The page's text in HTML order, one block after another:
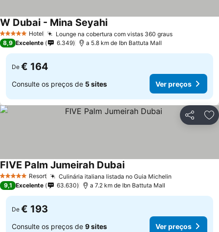
5 Estrelas Hotel Lounge na cobertura com vistas 360 graus
W Dubai - Mina Seyahi
8,9 Excelente 6.349 a 5.8 km de Ibn Battuta Mall
De € 164
Consulte os preços de 5 sites Ver preços
Partilhar
5 Estrelas Resort Culinária italiana listada no Guia Michelin
FIVE Palm Jumeirah Dubai
9,1 Excelente 63.630 a 7.2 km de Ibn Battuta Mall
De € 193
Consulte os preços de 9 sites Ver preços